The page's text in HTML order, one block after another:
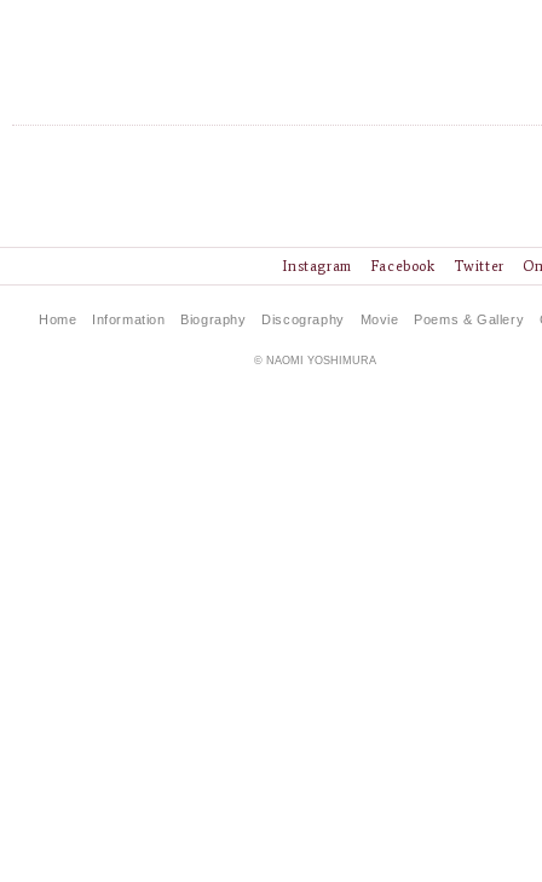
Twitter
Facebook
Instagram
Home Information Biography Discography Movie Poems & Gallery
© NAOMI YOSHIMURA